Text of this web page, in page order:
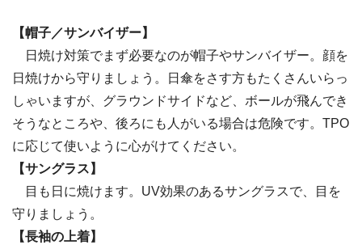
【帽子／サンバイザー】
日焼け対策でまず必要なのが帽子やサンバイザー。顔を
日焼けから守りましょう。日傘をさす方もたくさんいらっ
しゃいますが、グラウンドサイドなど、ボールが飛んでき
そうなところや、後ろにも人がいる場合は危険です。TPO
に応じて使いように心がけてください。
【サングラス】
目も日に焼けます。UV効果のあるサングラスで、目を
守りましょう。
【長袖の上着】